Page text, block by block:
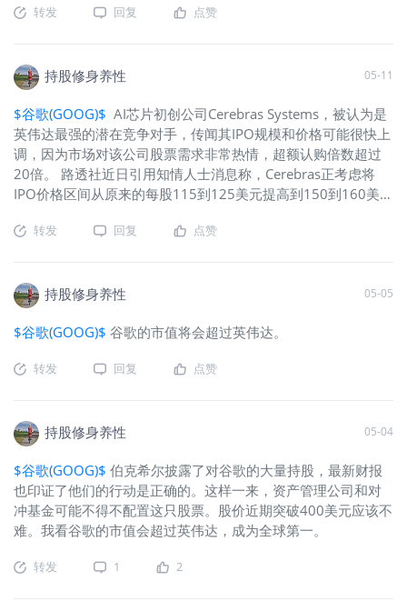
转发 回复 点赞
持股修身养性 05-11
$谷歌(GOOG)$ AI芯片初创公司Cerebras Systems，被认为是
英伟达最强的潜在竞争对手，传闻其IPO规模和价格可能很快上
调，因为市场对该公司股票需求非常热情，超额认购倍数超过
20倍。 路透社近日引用知情人士消息称，Cerebras正考虑将
IPO价格区间从原来的每股115到125美元提高到150到160美
名，因为信息尚未公开。 基于新价格区间的最高价，Cerebras
转发 回复 点赞
持股修身养性 05-05
$谷歌(GOOG)$ 谷歌的市值将会超过英伟达。
转发 回复 点赞
持股修身养性 05-04
$谷歌(GOOG)$ 伯克希尔披露了对谷歌的大量持股，最新财报
也印证了他们的行动是正确的。这样一来，资产管理公司和对
冲基金可能不得不配置这只股票。股价近期突破400美元应该不
难。我看谷歌的市值会超过英伟达，成为全球第一。
转发 1 2